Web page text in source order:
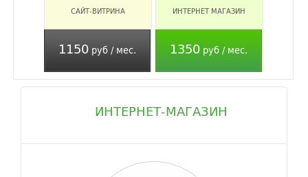
САЙТ-ВИТРИНА
1150руб / мес.
ИНТЕРНЕТ МАГАЗИН
1350руб / мес.
ИНТЕРНЕТ-МАГАЗИН